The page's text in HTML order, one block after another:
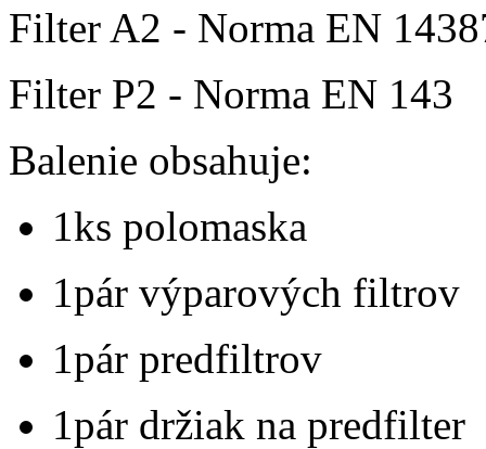
Filter A2 - Norma EN
Filter P2 - Norma EN 143
Balenie obsahuje:
1ks polomaska
1pár výparových filtrov
1pár predfiltrov
1pár držiak na predfilter